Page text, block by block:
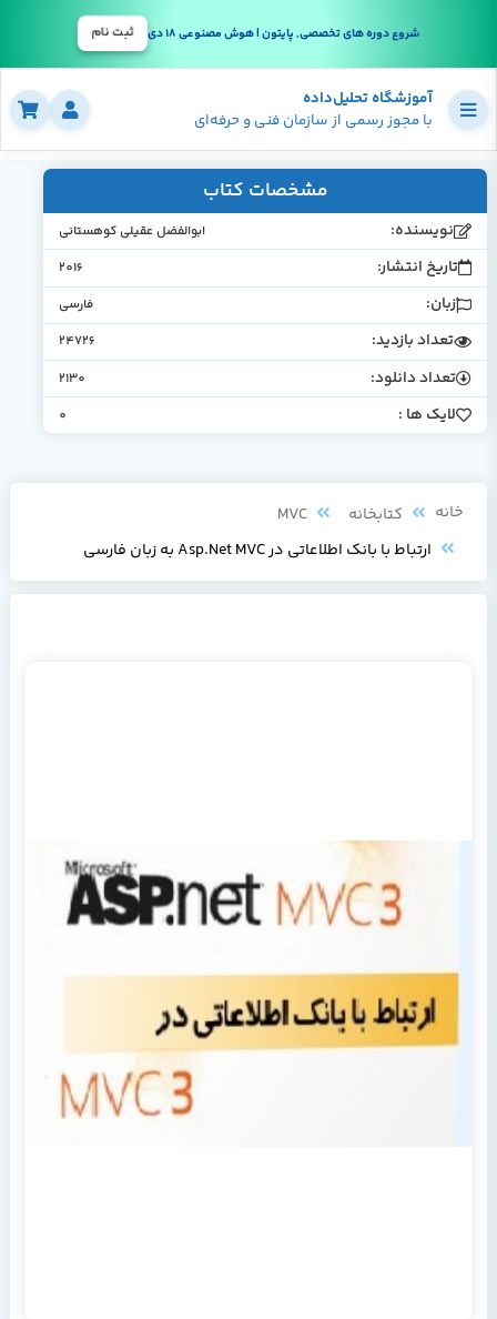
شروع دوره های تخصصی, پایتون | هوش مصنوعی 18 دی ثبت نام
آموزشگاه تحلیل‌داده
با مجوز رسمی از سازمان فنی و حرفه‌ای
مشخصات کتاب
نویسنده: ابوالفضل عقیلی کوهستانی
تاریخ انتشار: 2016
زبان: فارسی
تعداد بازدید: 24726
تعداد دانلود: 2130
لایک ها : 0
خانه کتابخانه
MVC
ارتباط با بانک اطلاعاتی در Asp.Net MVC به زبان فارسی